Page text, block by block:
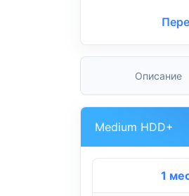
Описание
Medium HDD+
1